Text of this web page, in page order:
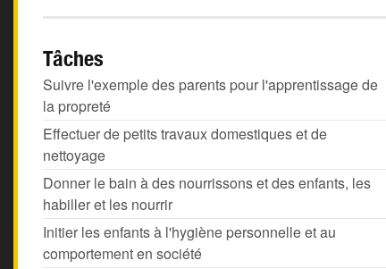
Tâches
Suivre l'exemple des parents pour l'apprentissage de
la propreté
Effectuer de petits travaux domestiques et de
nettoyage
Donner le bain à des nourrissons et des enfants, les
habiller et les nourrir
Initier les enfants à l'hygiène personnelle et au
comportement en société